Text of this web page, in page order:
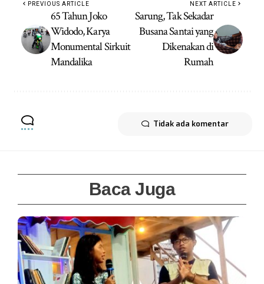
PREVIOUS ARTICLE
65 Tahun Joko
Widodo, Karya
Monumental Sirkuit
Mandalika
NEXT ARTICLE
Sarung, Tak Sekadar
Busana Santai yang
Dikenakan di
Rumah
Tidak ada komentar
Baca Juga